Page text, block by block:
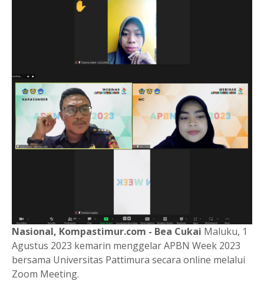
Nasional, Kompastimur.com - Bea Cukai Maluku, 1
Agustus 2023 kemarin menggelar APBN Week 2023
bersama Universitas Pattimura secara online melalui
Zoom Meeting.